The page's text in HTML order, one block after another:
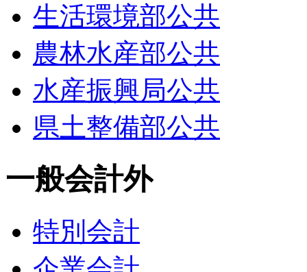
生活環境部公共
農林水産部公共
水産振興局公共
県土整備部公共
一般会計外
特別会計